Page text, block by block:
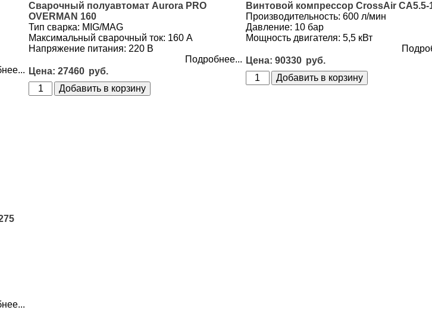
Сварочный полуавтомат Aurora PRO
OVERMAN 160
Тип сварка: MIG/MAG
Максимальный сварочный ток: 160 А
Напряжение питания: 220 В
Подробнее...
27460
Винтовой компрессор CrossAir CA5.5-
Производительность: 600 л/мин
Давление: 10 бар
Мощность двигателя: 5,5 кВт
90330